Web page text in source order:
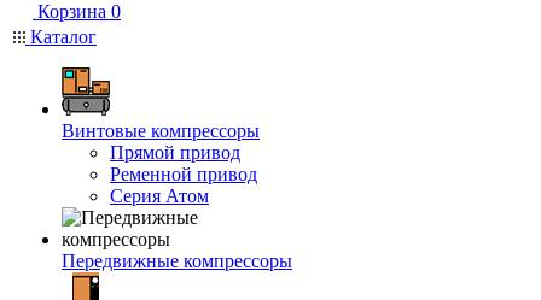
Корзина 0
Каталог
Винтовые компрессоры
Прямой привод
Ременной привод
Серия Атом
Передвижные компрессоры